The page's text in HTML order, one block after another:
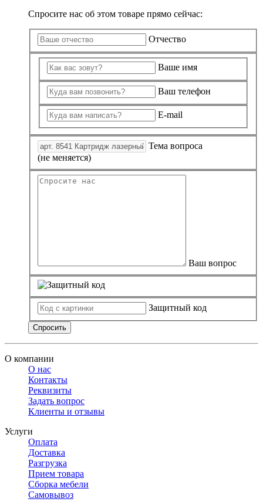
Спросите нас об этом товаре прямо сейчас:
Отчество
Ваше имя
Ваш телефон
E-mail
Тема вопроса
(не меняется)
Ваш вопрос
Защитный код
Спросить
О компании
О нас
Контакты
Реквизиты
Задать вопрос
Клиенты и отзывы
Услуги
Оплата
Доставка
Разгрузка
Прием товара
Сборка мебели
Самовывоз